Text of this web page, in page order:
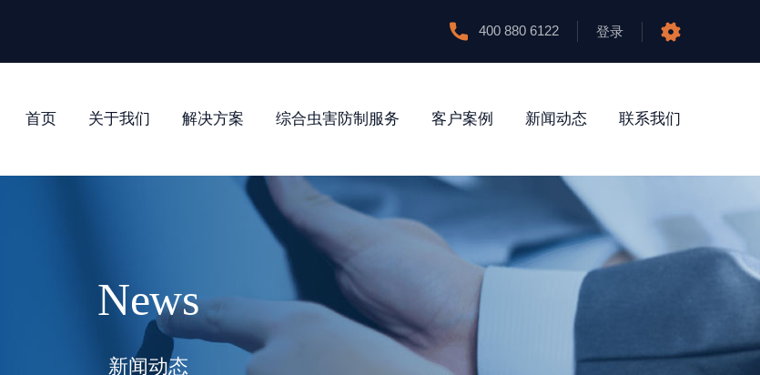
400 880 6122 登录
首页 关于我们 解决方案 综合虫害防制服务 客户案例 新闻动态 联系我们
News
新闻动态